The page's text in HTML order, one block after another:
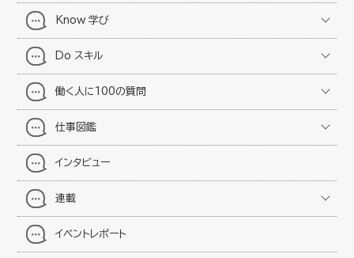
Know 学び
Do スキル
働く人に100の質問
仕事図鑑
インタビュー
連載
イベントレポート